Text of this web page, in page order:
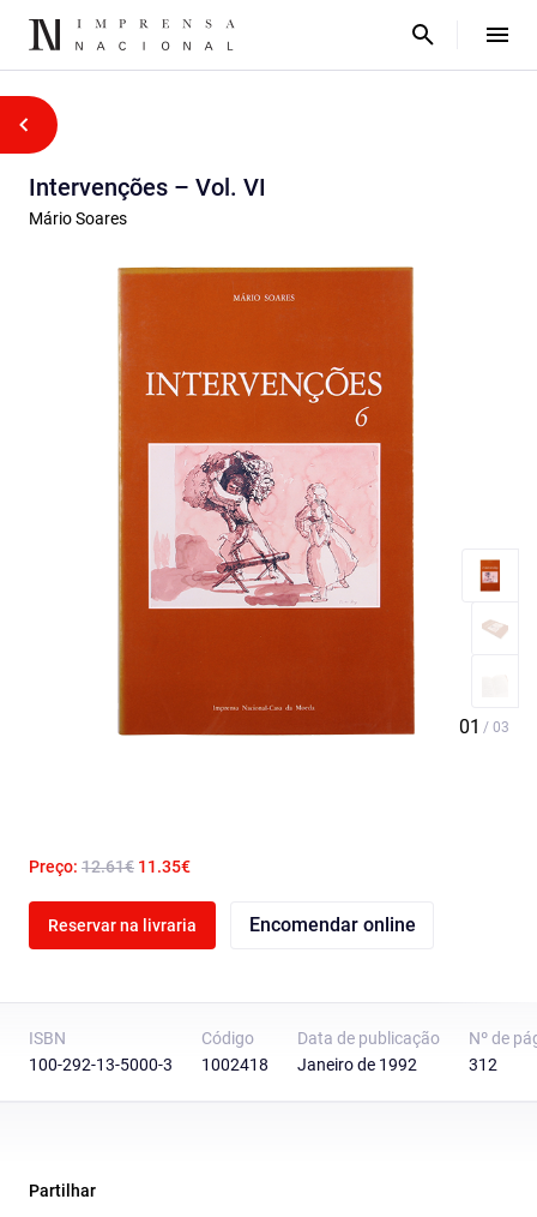
Intervenções – Vol. VI
Mário Soares
Preço: 12.61€ 11.35€
Reservar na livraria Encomendar online
ISBN
100-292-13-5000-3
Código
1002418
Data de publicação
Janeiro de 1992
Nº de
312
Partilhar